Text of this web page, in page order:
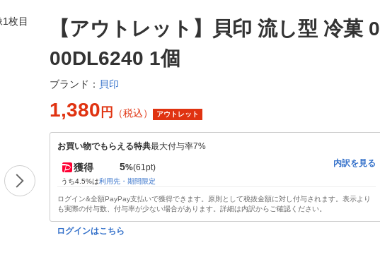
【アウトレット】貝印 流し型 冷菓 0
00DL6240 1個
ブランド： 貝印
1,380 円 （税込） アウトレット
お買い物でもらえる特典最大付与率7%
獲得 5%(61pt)
うち4.5%は利用先・期間限定
内訳を見る
ログイン&全額PayPay支払いで獲得できます。原則として税抜金額に対し付与されます。表示より
も実際の付与数、付与率が少ない場合があります。詳細は内訳からご確認ください。
ログインはこちら